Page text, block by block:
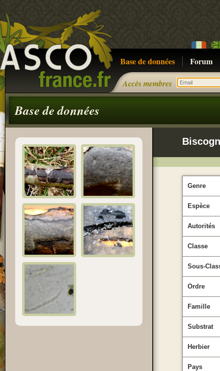
Base de données Forum
Accès membres
Base de données
Genre
Espèce
Autorités
Classe
Sous-
Ordre
Famille
Substrat
Herbier
Pays